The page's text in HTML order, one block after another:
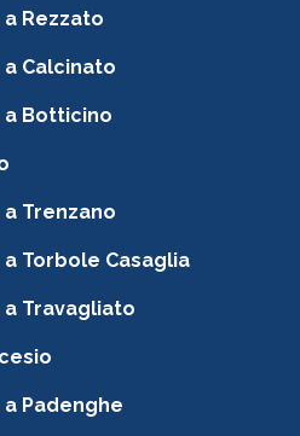
Rezzato
Calcinato
a Botticino
Trenzano
Torbole Casaglia
Travagliato
Padenghe